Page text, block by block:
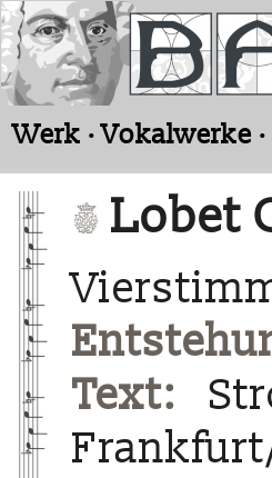
Werk · Vokalwerke ·
Lobet
Text: